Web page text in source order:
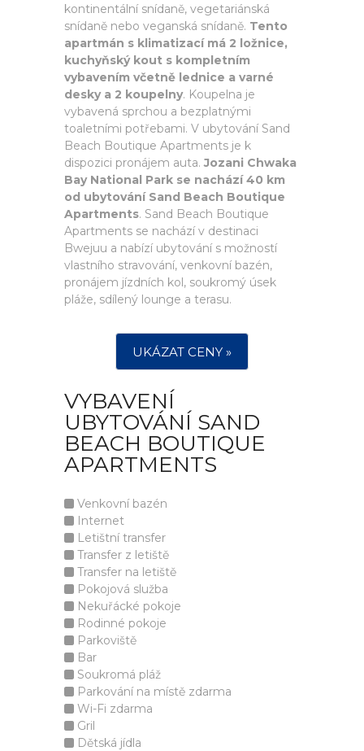
kontinentální snídaně, vegetariánská
snídaně nebo veganská snídaně. Tento
apartmán s klimatizací má 2 ložnice,
kuchyňský kout s kompletním
vybavením včetně lednice a varné
desky a 2 koupelny. Koupelna je
vybavená sprchou a bezplatnými
toaletními potřebami. V ubytování Sand
Beach Boutique Apartments je k
dispozici pronájem auta.Jozani Chwaka
Bay National Park se nachází 40 km
od ubytování Sand Beach Boutique
Apartments. Sand Beach Boutique
Apartments se nachází v destinaci
Bwejuu a nabízí ubytování s možností
vlastního stravování, venkovní bazén,
pronájem jízdních kol, soukromý úsek
pláže, sdílený lounge a terasu.
UKÁZAT CENY »
VYBAVENÍ
UBYTOVÁNÍ SAND
BEACH BOUTIQUE
APARTMENTS
Venkovní bazén
Internet
Letištní transfer
Transfer z letiště
Transfer na letiště
Pokojová služba
Nekuřácké pokoje
Rodinné pokoje
Parkoviště
Bar
Soukromá pláž
Parkování na místě zdarma
Wi-Fi zdarma
Gril
Dětská jídla